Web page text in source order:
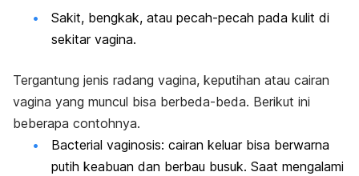
Sakit, bengkak, atau pecah-pecah pada kulit di
sekitar vagina.
Tergantung jenis radang vagina, keputihan atau cairan
vagina yang muncul bisa berbeda-beda. Berikut ini
beberapa contohnya.
Bacterial vaginosis: cairan keluar bisa berwarna
putih keabuan dan berbau busuk. Saat mengalami